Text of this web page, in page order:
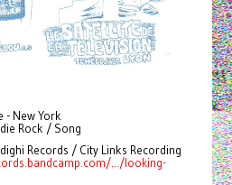
- New York
Rock / Song
Records / City Links Recording
.../looking-